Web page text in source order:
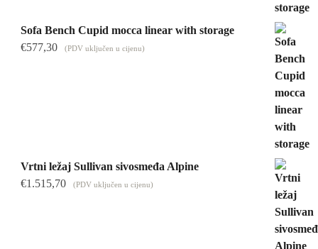
Sofa Bench Cupid mocca linear with storage
€577,30 (PDV uključen u cijenu)
Vrtni ležaj Sullivan sivosmeđa Alpine
€1.515,70 (PDV uključen u cijenu)